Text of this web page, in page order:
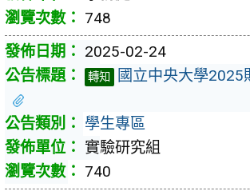
748
2025-02-24
轉知 國立中央大學2025
學生專區
實驗研究組
740